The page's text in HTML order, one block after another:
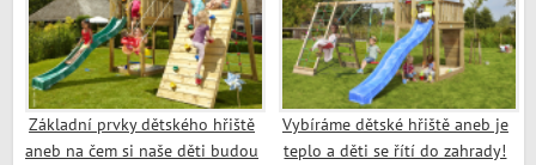
Základní prvky dětského hřiště
aneb na čem si naše děti budou
Vybíráme dětské hřiště aneb je
teplo a děti se řítí do zahrady!